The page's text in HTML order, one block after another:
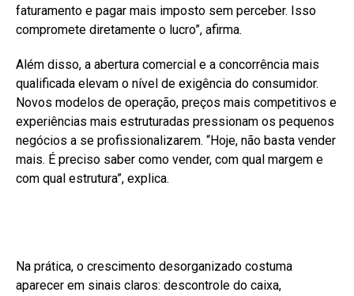
faturamento e pagar mais imposto sem perceber. Isso
compromete diretamente o lucro”, afirma.
Além disso, a abertura comercial e a concorrência mais
qualificada elevam o nível de exigência do consumidor.
Novos modelos de operação, preços mais competitivos e
experiências mais estruturadas pressionam os pequenos
negócios a se profissionalizarem. “Hoje, não basta vender
mais. É preciso saber como vender, com qual margem e
com qual estrutura”, explica.
Na prática, o crescimento desorganizado costuma
aparecer em sinais claros: descontrole do caixa,